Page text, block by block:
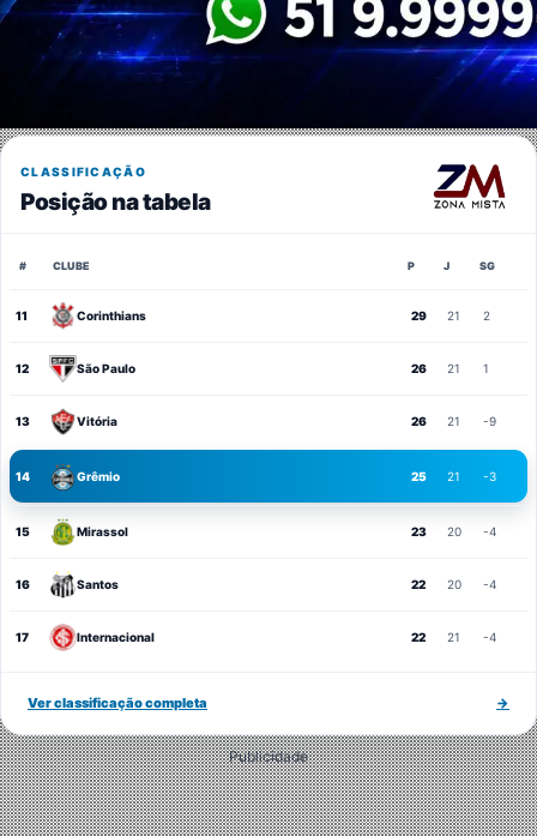
CLASSIFICAÇÃO
Posição na tabela
# CLUBE P J SG
11 Corinthians 29 21 2
12 São Paulo 26 21 1
13 Vitória 26 21 -9
14 Grêmio 25 21 -3
15 Mirassol 23 20 -4
16 Santos 22 20 -4
17 Internacional 22 21 -4
Ver classificação completa →
Publicidade